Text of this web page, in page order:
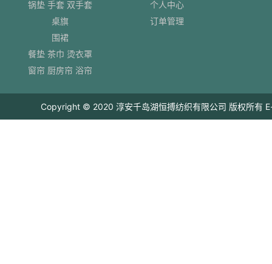
锅垫 手套 双手套
桌旗
围裙
餐垫 茶巾 烫衣罩
窗帘 厨房帘 浴帘
个人中心
订单管理
Copyright © 2020 淳安千岛湖恒搏纺织有限公司 版权所